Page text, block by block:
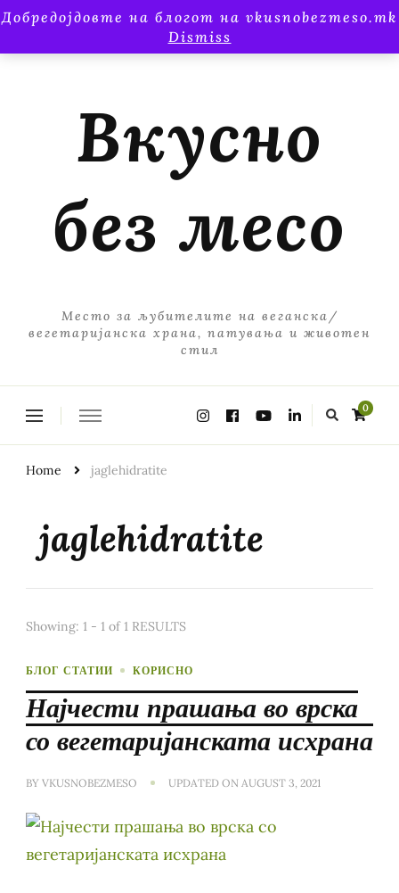
Добредојдовте на блогот на vkusnobezmeso.mk
Dismiss
Вкусно
без месо
Место за љубителите на веганска/
вегетаријанска храна, патувања и животен
стил
0
Home jaglehidratite
jaglehidratite
Showing: 1 - 1 of 1 RESULTS
БЛОГ СТАТИИ КОРИСНО
Најчести прашања во врска
со вегетаријанската исхрана
BY VKUSNOBEZMESO UPDATED ON AUGUST 3, 2021